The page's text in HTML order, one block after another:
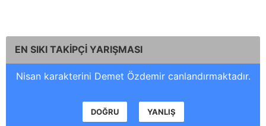
EN SIKI TAKİPÇİ YARIŞMASI
Nisan karakterini Demet Özdemir canlandırmaktadır.
DOĞRU YANLIŞ